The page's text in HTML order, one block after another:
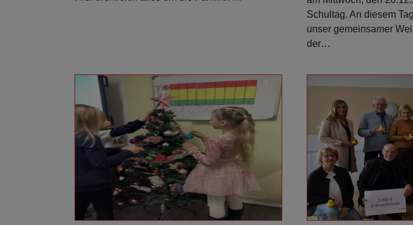
Schultag. An diesem
unser gemeinsamer
der…
Weiterlesen